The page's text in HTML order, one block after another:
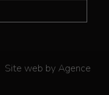
Site web by Agence